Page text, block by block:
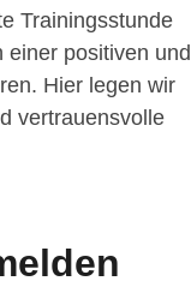
Trainingsstunde
einer positiven und
Hier legen wir
vertrauensvolle